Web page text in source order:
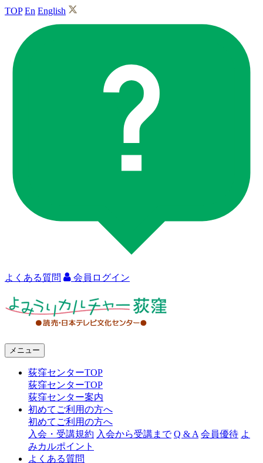
TOP En English
よくある質問 会員ログイン
ャ
メニュー
荻窪センターTOP
荻窪センターTOP
荻窪センター案内
初めてご利用の方へ
初めてご利用の方へ
入会・受講規約 入会から受講まで Q & A 会員優待 よ
みカルポイント
よくある質問